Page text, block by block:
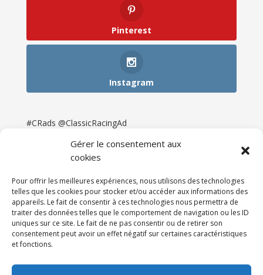
Gérer le consentement aux
cookies
Pour offrir les meilleures expériences, nous utilisons des technologies
telles que les cookies pour stocker et/ou accéder aux informations des
appareils. Le fait de consentir à ces technologies nous permettra de
traiter des données telles que le comportement de navigation ou les ID
uniques sur ce site. Le fait de ne pas consentir ou de retirer son
consentement peut avoir un effet négatif sur certaines caractéristiques
et fonctions.
Pinterest
Instagram
#CRads @ClassicRacingAd
Newsletter & Presse
Partenaires Tarifs